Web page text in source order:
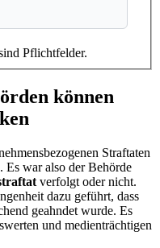
Pflichtfelder.
können
Straftaten
Es war also der Behörde
verfolgt oder nicht.
dazu geführt, dass
geahndet wurde. Es
und medienträchtigen